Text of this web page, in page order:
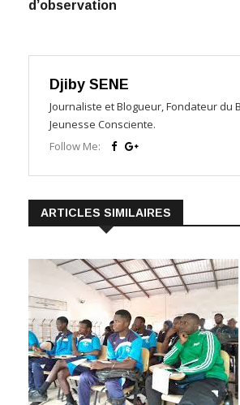
d’observation
Djiby SENE
Journaliste et Blogueur, Fondateur du
Jeunesse Consciente.
Follow Me:
ARTICLES SIMILAIRES